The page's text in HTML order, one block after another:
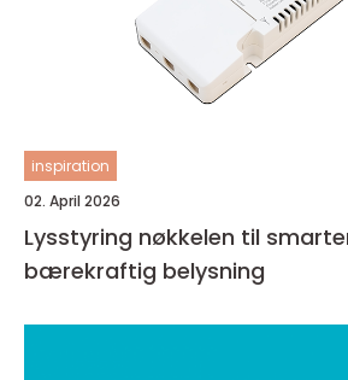
inspiration
02. April 2026
Lysstyring nøkkelen til smartere og mer
bærekraftig belysning